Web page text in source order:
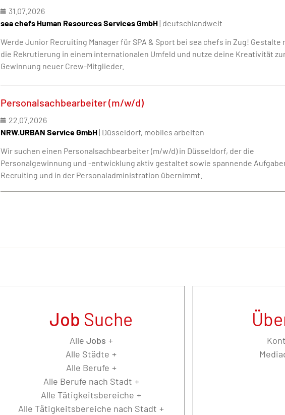
31.07.2026
sea chefs Human Resources Services GmbH| deutschlandweit
Werde Junior Recruiting Manager für SPA & Sport bei sea chefs in Zug! Gestalte
die Rekrutierung in einem internationalen Umfeld und nutze deine Kreativität
Gewinnung neuer Crew-Mitglieder.
Personalsachbearbeiter (m/w/d)
22.07.2026
NRW.URBAN Service GmbH| Düsseldorf, mobiles arbeiten
Wir suchen einen Personalsachbearbeiter (m/w/d) in Düsseldorf, der die
Personalgewinnung und -entwicklung aktiv gestaltet sowie spannende
Recruiting und in der Personaladministration übernimmt.
Job Suche
Alle Jobs
Alle Städte
Alle Berufe
Alle Berufe nach Stadt
Alle Tätigkeitsbereiche
Alle Tätigkeitsbereiche nach Stadt